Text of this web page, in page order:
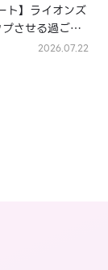
ト】ライオンズ
させる過ごし
2026.07.22